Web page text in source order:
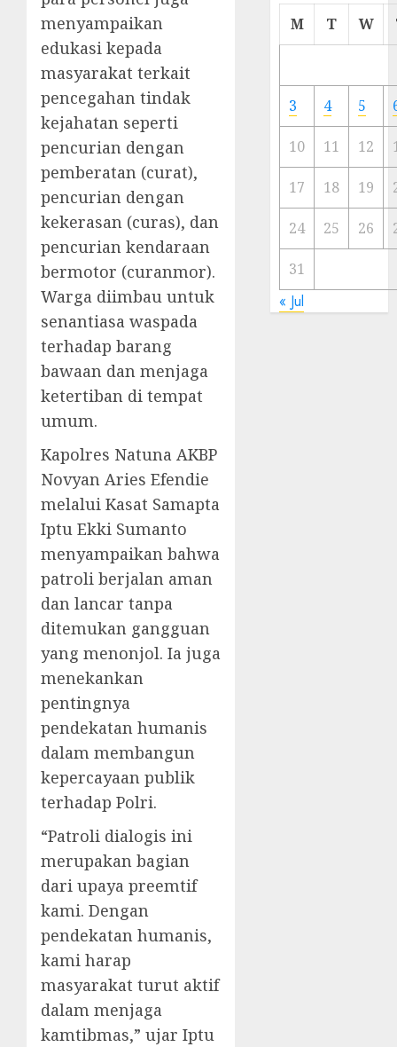
menyampaikan
edukasi kepada
masyarakat terkait
pencegahan tindak
kejahatan seperti
pencurian dengan
pemberatan (curat),
pencurian dengan
kekerasan (curas), dan
pencurian kendaraan
bermotor (curanmor).
Warga diimbau untuk
senantiasa waspada
terhadap barang
bawaan dan menjaga
ketertiban di tempat
umum.
Kapolres Natuna AKBP
Novyan Aries Efendie
melalui Kasat Samapta
Iptu Ekki Sumanto
menyampaikan bahwa
patroli berjalan aman
dan lancar tanpa
ditemukan gangguan
yang menonjol. Ia juga
menekankan
pentingnya
pendekatan humanis
dalam membangun
kepercayaan publik
terhadap Polri.
“Patroli dialogis ini
merupakan bagian
dari upaya preemtif
kami. Dengan
pendekatan humanis,
kami harap
masyarakat turut aktif
dalam menjaga
kamtibmas,” ujar Iptu
Cermin
Ibu
Kota
23/11/
M T W
3 4 5
10 11 12
17 18 19
24 25 26
31
« Jul